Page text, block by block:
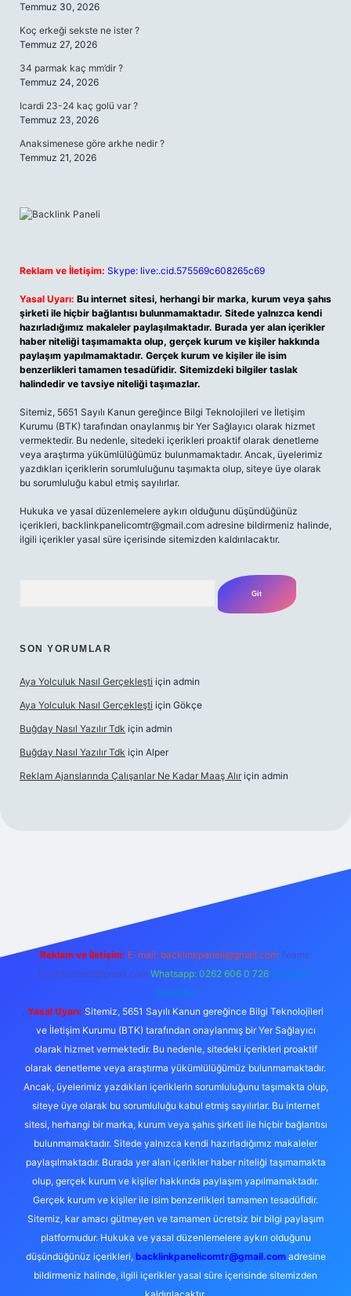
Temmuz 30, 2026
Koç erkeği sekste ne ister ?
Temmuz 27, 2026
34 parmak kaç mm’dir ?
Temmuz 24, 2026
Icardi 23-24 kaç golü var ?
Temmuz 23, 2026
Anaksimenese göre arkhe nedir ?
Temmuz 21, 2026
Reklam ve İletişim: Skype: live:.cid.575569c608265c69
Yasal Uyarı: Bu internet sitesi, herhangi bir marka, kurum veya şahıs
şirketi ile hiçbir bağlantısı bulunmamaktadır. Sitede yalnızca kendi
hazırladığımız makaleler paylaşılmaktadır. Burada yer alan içerikler
haber niteliği taşımamakta olup, gerçek kurum ve kişiler hakkında
paylaşım yapılmamaktadır. Gerçek kurum ve kişiler ile isim
benzerlikleri tamamen tesadüfidir. Sitemizdeki bilgiler taslak
halindedir ve tavsiye niteliği taşımazlar.
Sitemiz, 5651 Sayılı Kanun gereğince Bilgi Teknolojileri ve İletişim
Kurumu (BTK) tarafından onaylanmış bir Yer Sağlayıcı olarak hizmet
vermektedir. Bu nedenle, sitedeki içerikleri proaktif olarak denetleme
veya araştırma yükümlülüğümüz bulunmamaktadır. Ancak, üyelerimiz
yazdıkları içeriklerin sorumluluğunu taşımakta olup, siteye üye olarak
bu sorumluluğu kabul etmiş sayılırlar.
Hukuka ve yasal düzenlemelere aykırı olduğunu düşündüğünüz
içerikleri, backlinkpanelicomtr@gmail.com adresine bildirmeniz halinde,
ilgili içerikler yasal süre içerisinde sitemizden kaldırılacaktır.
SON YORUMLAR
Aya Yolculuk Nasıl Gerçekleşti için admin
Aya Yolculuk Nasıl Gerçekleşti için Gökçe
Buğday Nasıl Yazılır Tdk için admin
Buğday Nasıl Yazılır Tdk için Alper
Reklam Ajanslarında Çalışanlar Ne Kadar Maaş Alır için admin
Reklam ve İletişim: E-mail: backlinkpaneli@gmail.com Teams:
forumhizmeti@gmail.com Whatsapp: 0262 606 0 726 Telegram:
@karabul
Yasal Uyarı: Sitemiz, 5651 Sayılı Kanun gereğince Bilgi Teknolojileri
ve İletişim Kurumu (BTK) tarafından onaylanmış bir Yer Sağlayıcı
olarak hizmet vermektedir. Bu nedenle, sitedeki içerikleri proaktif
olarak denetleme veya araştırma yükümlülüğümüz bulunmamaktadır.
Ancak, üyelerimiz yazdıkları içeriklerin sorumluluğunu taşımakta olup,
siteye üye olarak bu sorumluluğu kabul etmiş sayılırlar. Bu internet
sitesi, herhangi bir marka, kurum veya şahıs şirketi ile hiçbir bağlantısı
bulunmamaktadır. Sitede yalnızca kendi hazırladığımız makaleler
paylaşılmaktadır. Burada yer alan içerikler haber niteliği taşımamakta
olup, gerçek kurum ve kişiler hakkında paylaşım yapılmamaktadır.
Gerçek kurum ve kişiler ile isim benzerlikleri tamamen tesadüfidir.
Sitemiz, kar amacı gütmeyen ve tamamen ücretsiz bir bilgi paylaşım
platformudur. Hukuka ve yasal düzenlemelere aykırı olduğunu
düşündüğünüz içerikleri, backlinkpanelicomtr@gmail.comadresine
bildirmeniz halinde, ilgili içerikler yasal süre içerisinde sitemizden